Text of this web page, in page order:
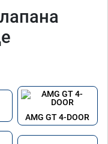
AMG GT 4-DOOR